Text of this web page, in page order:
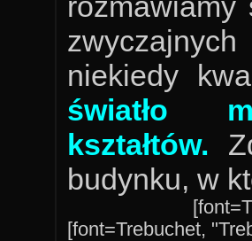
niekiedy
światło
kształtów.
budynku, w
[font=Trebuchet,